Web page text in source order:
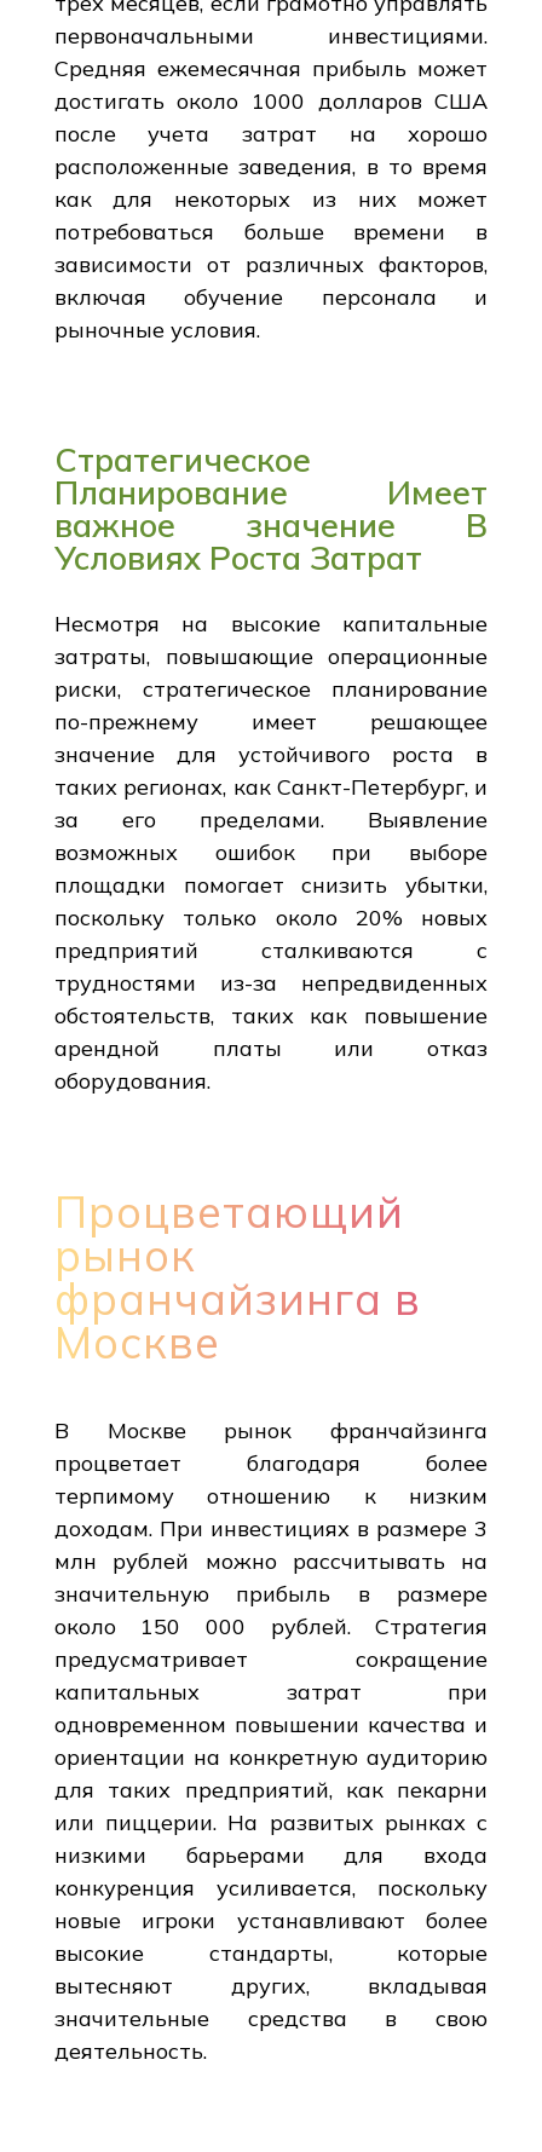
первоначальными инвестициями.
Средняя ежемесячная прибыль может
достигать около 1000 долларов США
после учета затрат на хорошо
расположенные заведения, в то время
как для некоторых из них может
потребоваться больше времени в
зависимости от различных факторов,
включая обучение персонала и
рыночные условия.
Стратегическое
Планирование Имеет
важное значение В
Условиях Роста Затрат
Несмотря на высокие капитальные
затраты, повышающие операционные
риски, стратегическое планирование
по-прежнему имеет решающее
значение для устойчивого роста в
таких регионах, как Санкт-Петербург, и
за его пределами. Выявление
возможных ошибок при выборе
площадки помогает снизить убытки,
поскольку только около 20% новых
предприятий сталкиваются с
трудностями из-за непредвиденных
обстоятельств, таких как повышение
арендной платы или отказ
оборудования.
Процветающий
рынок
франчайзинга в
Москве
В Москве рынок франчайзинга
процветает благодаря более
терпимому отношению к низким
доходам. При инвестициях в размере 3
млн рублей можно рассчитывать на
значительную прибыль в размере
около 150 000 рублей. Стратегия
предусматривает сокращение
капитальных затрат при
одновременном повышении качества и
ориентации на конкретную аудиторию
для таких предприятий, как пекарни
или пиццерии. На развитых рынках с
низкими барьерами для входа
конкуренция усиливается, поскольку
новые игроки устанавливают более
высокие стандарты, которые
вытесняют других, вкладывая
значительные средства в свою
деятельность.